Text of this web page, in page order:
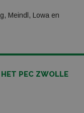
Meindl, Lowa en
PEC ZWOLLE